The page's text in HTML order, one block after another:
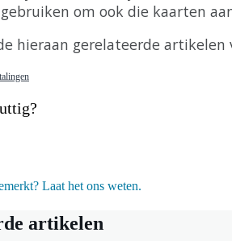
gebruiken om ook die kaarten
hieraan gerelateerde artikelen
Laat het ons weten.
artikelen